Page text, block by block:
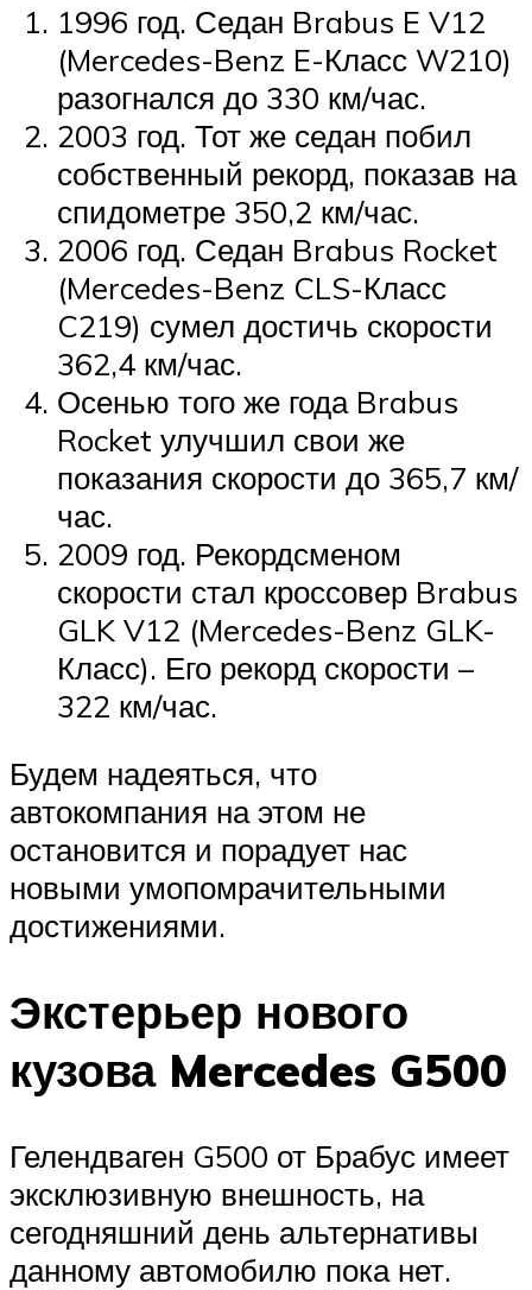
1996 год. Седан Brabus E V12
(Mercedes-Benz E-Класс W210)
разогнался до 330 км/час.
2003 год. Тот же седан побил
собственный рекорд, показав на
спидометре 350,2 км/час.
2006 год. Седан Brabus Rocket
(Mercedes-Benz CLS-Класс
C219) сумел достичь скорости
362,4 км/час.
Осенью того же года Brabus
Rocket улучшил свои же
показания скорости до 365,7 км/
час.
2009 год. Рекордсменом
скорости стал кроссовер Brabus
GLK V12 (Mercedes-Benz GLK-
Класс). Его рекорд скорости –
322 км/час.
Будем надеяться, что
автокомпания на этом не
остановится и порадует нас
новыми умопомрачительными
достижениями.
Экстерьер нового
кузова Mercedes G500
Гелендваген G500 от Брабус имеет
эксклюзивную внешность, на
сегодняшний день альтернативы
данному автомобилю пока нет.